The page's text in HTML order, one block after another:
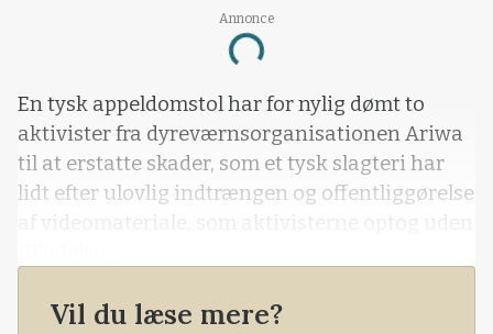
Annonce
Loading...
En tysk appeldomstol har for nylig dømt to
aktivister fra dyreværnsorganisationen Ariwa
til at erstatte skader, som et tysk slagteri har
lidt efter ulovlig indtrængen og offentliggørelse
af videomateriale, som aktivisterne optog uden
Vil du læse mere?